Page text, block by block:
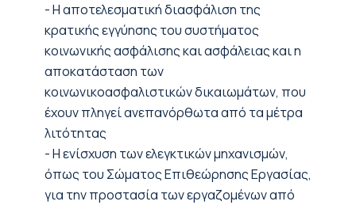
- Η αποτελεσματική διασφάλιση της
κρατικής εγγύησης του συστήματος
κοινωνικής ασφάλισης και ασφάλειας και η
αποκατάσταση των
κοινωνικοασφαλιστικών δικαιωμάτων, που
έχουν πληγεί ανεπανόρθωτα από τα μέτρα
λιτότητας
- Η ενίσχυση των ελεγκτικών μηχανισμών,
όπως του Σώματος Επιθεώρησης Εργασίας,
για την προστασία των εργαζομένων από